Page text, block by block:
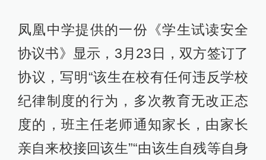
凤凰中学提供的一份《学生试读安全
协议书》显示，3月23日，双方签订了
协议，写明“该生在校有任何违反学校
纪律制度的行为，多次教育无改正态
度的，班主任老师通知家长，由家长
亲自来校接回该生”“由该生自残等自身